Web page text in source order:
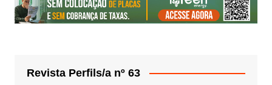
Revista Perfils/a nº 63